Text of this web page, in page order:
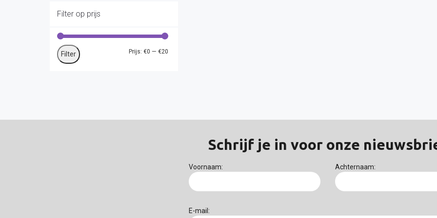
Filter op prijs
Min.
Max.
Filter Prijs: €0 — €20
Schrijf je in voor onze
Voornaam: Achternaam:
E-mail: